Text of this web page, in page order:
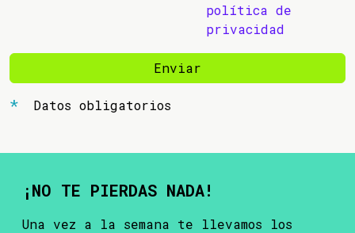
política de
privacidad
Enviar
Datos obligatorios
¡NO TE PIERDAS NADA!
Una vez a la semana te llevamos los